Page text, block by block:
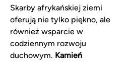
Skarby afrykańskiej ziemi
oferują nie tylko piękno, ale
również wsparcie w
codziennym rozwoju
duchowym. Kamień